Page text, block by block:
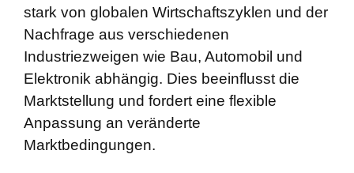
stark von globalen Wirtschaftszyklen und der
Nachfrage aus verschiedenen
Industriezweigen wie Bau, Automobil und
Elektronik abhängig. Dies beeinflusst die
Marktstellung und fordert eine flexible
Anpassung an veränderte
Marktbedingungen.